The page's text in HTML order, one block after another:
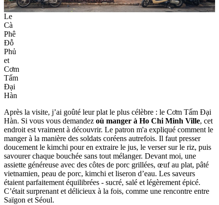
Le
Cà
Phê
Đỗ
Phủ
et
Cơm
Tấm
Đại
Hàn
Après la visite, j’ai goûté leur plat le plus célèbre : le Cơm Tấm Đại
Hàn. Si vous vous demandez où manger à Ho Chi Minh Ville, cet
endroit est vraiment à découvrir. Le patron m'a expliqué comment le
manger à la manière des soldats coréens autrefois. Il faut presser
doucement le kimchi pour en extraire le jus, le verser sur le riz, puis
savourer chaque bouchée sans tout mélanger. Devant moi, une
assiette généreuse avec des côtes de porc grillées, œuf au plat, pâté
vietnamien, peau de porc, kimchi et liseron d’eau. Les saveurs
étaient parfaitement équilibrées - sucré, salé et légèrement épicé.
C’était surprenant et délicieux à la fois, comme une rencontre entre
Saïgon et Séoul.